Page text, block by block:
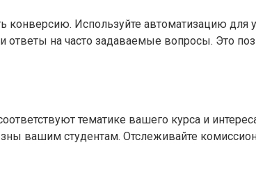
конверсию. Используйте автоматизацию
ответы на часто задаваемые вопросы. Это
тематике вашего курса и
вашим студентам. Отслеживайте